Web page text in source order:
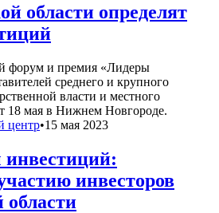
области определят
форум и премия «Лидеры
среднего и крупного
власти и местного
18 мая в Нижнем Новгороде.
центр•15 мая 2023
инвесторов
области